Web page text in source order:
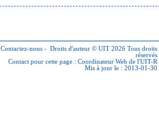
Contactez-nous - Droits d'auteur © UIT 2026 Tous droits
réservés
Contact pour cette page : Coordinateur Web de l'UIT-R
Mis à jour le : 2013-01-30